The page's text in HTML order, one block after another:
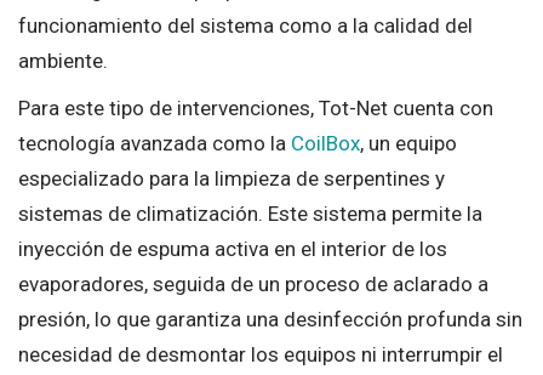
funcionamiento del sistema como a la calidad del
ambiente.
Para este tipo de intervenciones, Tot-Net cuenta con
tecnología avanzada como la CoilBox, un equipo
especializado para la limpieza de serpentines y
sistemas de climatización. Este sistema permite la
inyección de espuma activa en el interior de los
evaporadores, seguida de un proceso de aclarado a
presión, lo que garantiza una desinfección profunda sin
necesidad de desmontar los equipos ni interrumpir el